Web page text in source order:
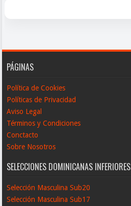
PÁGINAS
Política de Cookies
Políticas de Privacidad
Aviso Legal
Términos y Condiciones
Conctacto
Sobre Nosotros
SELECCIONES DOMINICANAS INFERIORES
Selección Masculina Sub20
Selección Masculina Sub17